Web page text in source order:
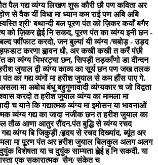
व्यंग्य लिखण शुरू कौरी छौ पण कविता अर
से वैक यीं विधा मा ध्यान कम राई पण अबि अबि
श्री' बथान्दी बल पूरण पंत को ज़िकर कर्याँ बगैर
को ज़िकर ह्वेई नि सकद, पूरण पंत का व्यंग्य इनी छन -
फ्वींफाट करदो, जन बुल्यां यी व्यंग्य /चबोड़ - उड़द
करणा ह्वावन धौ, अर कखी कखी त करैं पंछी
का व्यंग्य भिभरट्या छन, सिपड़ी तड़काँणो डा दीन्दन
जुयाल द्वी व्यंग्य काव्य का सूर्य छन पण जख तलक
पंत का गद्य व्यंगों मा हरीश जुयाल से कम हौंस पाए गे.
मा अबोध बंधु बहुगुणावादी व्यंग्यकार च जो विद्वता
करदो त हरीश जुयाल व्यंग्य का मामला मा
च याने कि गद्यात्मक व्यंग्य मा इमोसन या भावनाओं
व्यंग्य गद्य का जादा नजीक छन त हरीश जुयाल का
तौळ आणा आतुर रौंदन.पंत बुद्धि से व्यंग्य रचद
व्यंग्य बि जिकुड़ी /हृदय से रचद दिख्यांद. ब्यूंत अर
मा पूरण पंत अर हरीश जुयाल बिलकुल अलग अलग
विशेषता या च दुयुंक साम्यता ह्वेई इ नि सकदी. या
एक सकारात्मक सैन/ संकेत च